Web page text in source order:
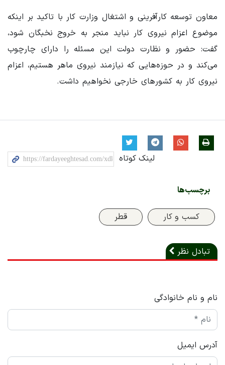
معاون توسعه کارآفرینی و اشتغال وزارت کار با تاکید بر اینکه
موضوع اعزام نیروی کار نباید منجر به خروج نخبگان شود،
گفت: حضور و نظارت دولت این مسئله را دارای چارچوب
می‌کند و در حوزه‌هایی که نیازمند نیروی ماهر هستیم، اعزام
نیروی کار به کشورهای خارجی نخواهیم داشت.
لینک کوتاه
برچسب‌ها
کسب و کار قطر
تبادل نظر
نام و نام خانوادگی
آدرس ایمیل